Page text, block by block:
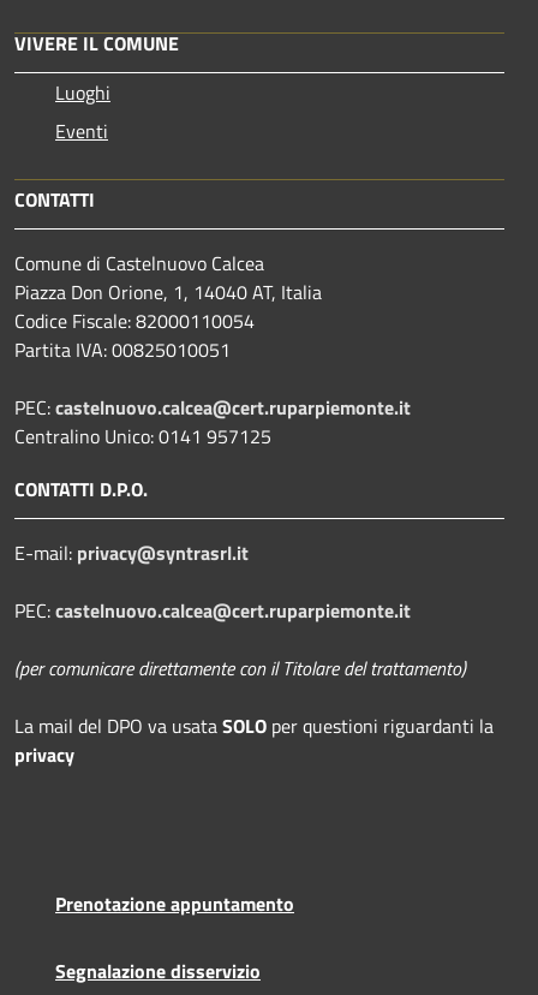
VIVERE IL COMUNE
Luoghi
Eventi
CONTATTI
Comune di Castelnuovo Calcea
Piazza Don Orione, 1, 14040 AT, Italia
Codice Fiscale: 82000110054
Partita IVA: 00825010051
PEC:castelnuovo.calcea@cert.ruparpiemonte.it
Centralino Unico: 0141 957125
CONTATTI D.P.O.
E-mail: privacy@syntrasrl.it
PEC:castelnuovo.calcea@cert.ruparpiemonte.it
(per comunicare direttamente con il Titolare del trattamento)
La mail del DPO va usataSOLO per questioni riguardanti la
privacy
Prenotazione appuntamento
Segnalazione disservizio